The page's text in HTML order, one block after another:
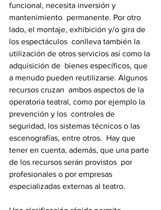
funcional, necesita inversión y
mantenimiento  permanente. Por otro
lado, el montaje, exhibición y/o gira de
los espectáculos  conlleva también la
utilización de otros servicios así como la
adquisición de  bienes específicos, que
a menudo pueden reutilizarse. Algunos
recursos cruzan  ambos aspectos de la
operatoria teatral, como por ejemplo la
prevención y los  controles de
seguridad, los sistemas técnicos o las
escenografías, entre otros.  Hay que
tener en cuenta, además, que una parte
de los recursos serán provistos  por
profesionales o por empresas
especializadas externas al teatro.